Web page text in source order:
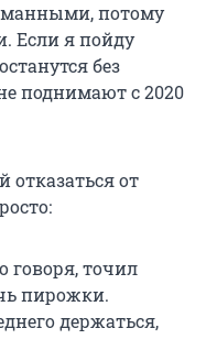
потому
Если я пойду
без
поднимают с 2020
от
говоря, точил
пирожки.
держаться,